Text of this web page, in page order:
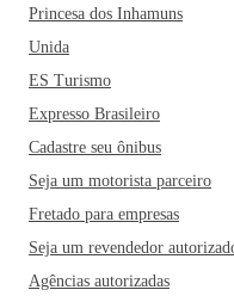
Princesa dos Inhamuns
Unida
ES Turismo
Expresso Brasileiro
Cadastre seu ônibus
Seja um motorista parceiro
Fretado para empresas
Seja um revendedor
Agências autorizadas